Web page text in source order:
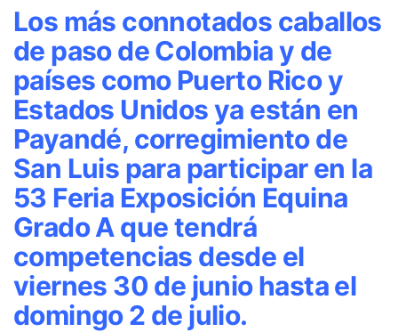
Los más connotados caballos
de paso de Colombia y de
países como Puerto Rico y
Estados Unidos ya están en
Payandé, corregimiento de
San Luis para participar en la
53 Feria Exposición Equina
Grado A que tendrá
competencias desde el
viernes 30 de junio hasta el
domingo 2 de julio.